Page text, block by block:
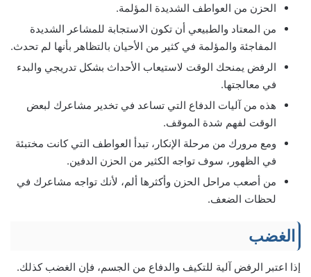
الحزن من العواطف الشديدة المؤلمة.
من المعتاد والطبيعي أن تكون الاستجابة للمشاعر الشديدة
المفاجئة والمؤلمة في كثير من الأحيان بالتظاهر بأنها لم تحدث.
الرفض يمنحك الوقت لاستيعاب الأحداث بشكل تدريجي والبدء
في معالجتها.
هذه من آليات الدفاع التي تساعد في تخدير مشاعرك لبعض
الوقت لفهم شدة الموقف.
ومع مرورك من مرحلة الإنكار، تبدأ العواطف التي كانت مختبئة
في الظهور، سوف تواجه الكثير من الحزن الدفين.
من أصعب مراحل الحزن وأكثرها ألم، لأنك تواجه مشاعرك في
لحظات الضعف.
الغضب
إذا اعتبر الرفض آلية للتكيف والدفاع من الجسم، فإن الغضب كذلك.